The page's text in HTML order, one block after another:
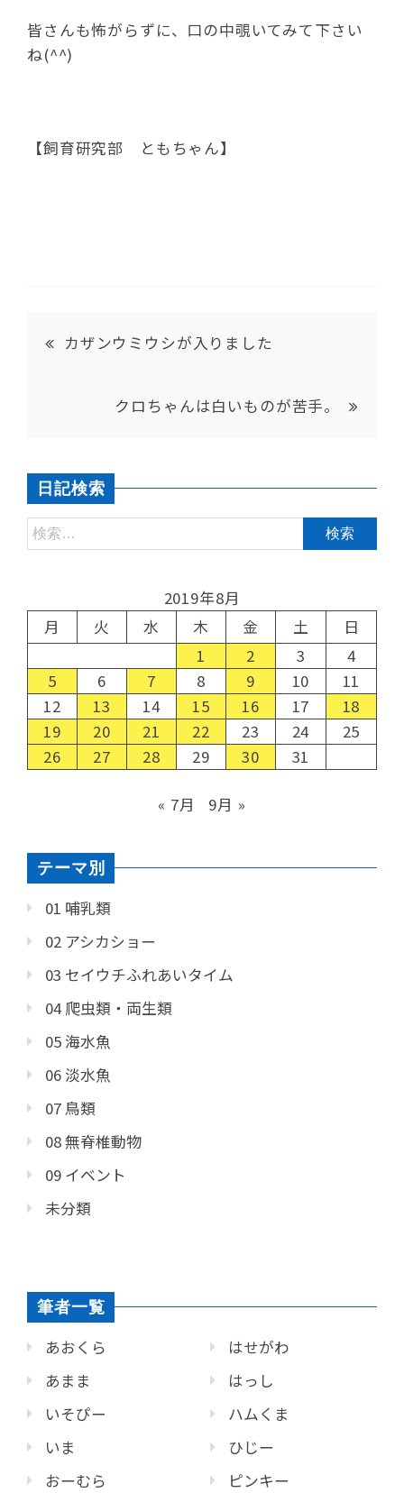
皆さんも怖がらずに、口の中覗いてみて下さい
ね(^^)
【飼育研究部 ともちゃん】
カザンウミウシが入りました
クロちゃんは白いものが苦手。
日記検索
2019年8月
月
火 水 木 金 土
日
1
2 3
4
5
6 7 8 9 10
11
12
13 14 15 16 17
18
19
20 21 22 23 24
25
26
27 28 29 30 31
« 7月 9月 »
テーマ別
01 哺乳類
02 アシカショー
03 セイウチふれあいタイム
04 爬虫類・両生類
05 海水魚
06 淡水魚
07 鳥類
08 無脊椎動物
09 イベント
未分類
筆者一覧
あおくら
あまま
いそぴー
いま
おーむら
はせがわ
はっし
ハムくま
ひじー
ピンキー